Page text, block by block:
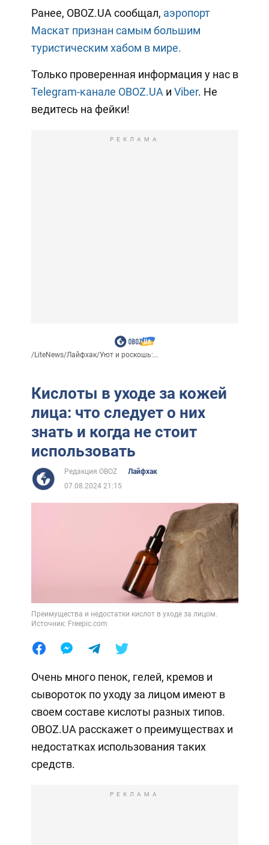
Ранее, OBOZ.UA сообщал, аэропорт
Маскат признан самым большим
туристическим хабом в мире.
Только проверенная информация у нас в
Telegram-канале OBOZ.UAи Viber. Не
ведитесь на фейки!
РЕКЛАМА
/LiteNews/Лайфхак/Уют и роскошь:...
Кислоты в уходе за кожей
лица: что следует о них
знать и когда не стоит
использовать
Редакция OBOZ
Лайфхак
07.08.2024 21:15
Преимущества и недостатки кислот в уходе за лицом.
Источник: Freepic.com
Очень много пенок, гелей, кремов и
сывороток по уходу за лицом имеют в
своем составе кислоты разных типов.
OBOZ.UA расскажет о преимуществах и
недостатках использования таких
средств.
РЕКЛАМА